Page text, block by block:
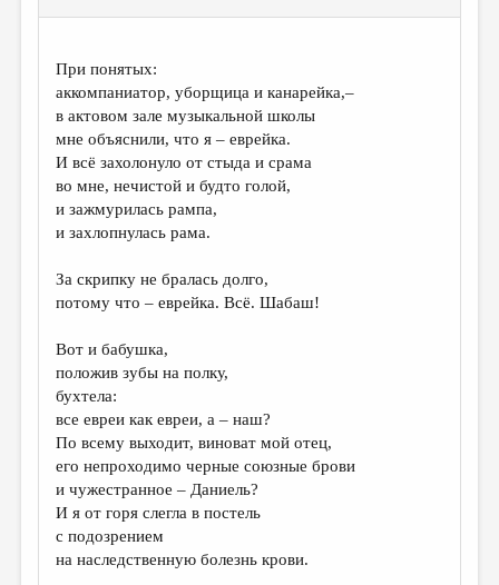
ЛИТСАЛОН
ПРАВИЛА САЙТА
ОТДЕЛЫ И РУБРИКИ
ИЗБРАННОЕ
ДАЙДЖЕСТ
ПЕРЕВОДЫ
ДЕТСКАЯ КОМНАТА
КНИЖНАЯ ПОЛКА
ОБЗОР ЛИТЕРАТУРЫ
СТРАНИЦЫ ПАМЯТИ
ОБЪЯВЛЕНИЯ
При понятых:
аккомпаниатор, уборщица и канарейка,–
в актовом зале музыкальной школы
мне объяснили, что я – еврейка.
И всё захолонуло от стыда и срама
во мне, нечистой и будто голой,
и зажмурилась рампа,
и захлопнулась рама.
За скрипку не бралась долго,
потому что – еврейка. Всё. Шабаш!
Вот и бабушка,
положив зубы на полку,
бухтела:
все евреи как евреи, а – наш?
По всему выходит, виноват мой отец,
его непроходимо черные союзные брови
и чужестранное – Даниель?
И я от горя слегла в постель
с подозрением
на наследственную болезнь крови.